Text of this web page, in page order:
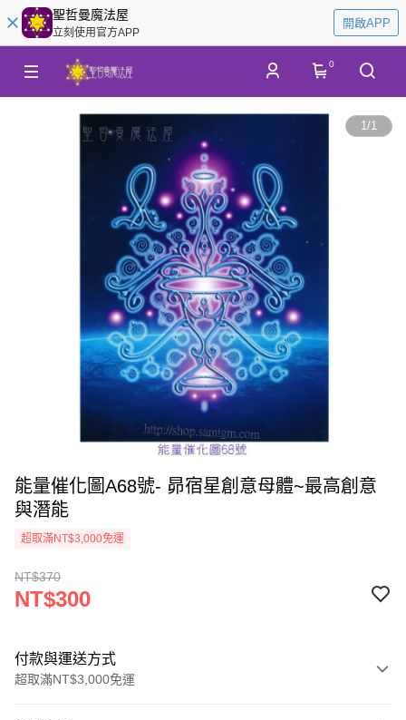
聖哲曼魔法屋
立刻使用官方APP
開啟APP
0
1/1
能量催化圖A68號- 昴宿星創意母體~最高創意
與潛能
超取滿NT$3,000免運
NT$370
NT$300
付款與運送方式
超取滿NT$3,000免運